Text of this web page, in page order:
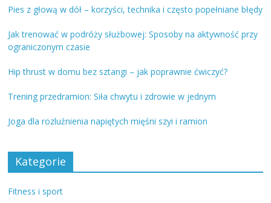
Pies z głową w dół – korzyści, technika i często popełniane błędy
Jak trenować w podróży służbowej: Sposoby na aktywność przy
ograniczonym czasie
Hip thrust w domu bez sztangi – jak poprawnie ćwiczyć?
Trening przedramion: Siła chwytu i zdrowie w jednym
Joga dla rozluźnienia napiętych mięśni szyi i ramion
Kategorie
Fitness i sport